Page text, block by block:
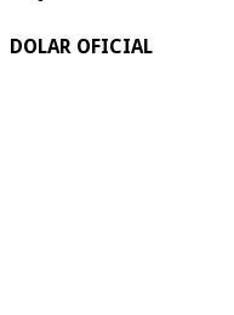
DOLAR OFICIAL